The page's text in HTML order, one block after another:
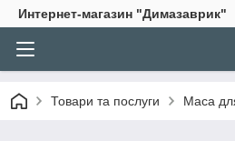
Интернет-магазин "Димазаврик"
Товари та послуги Маса